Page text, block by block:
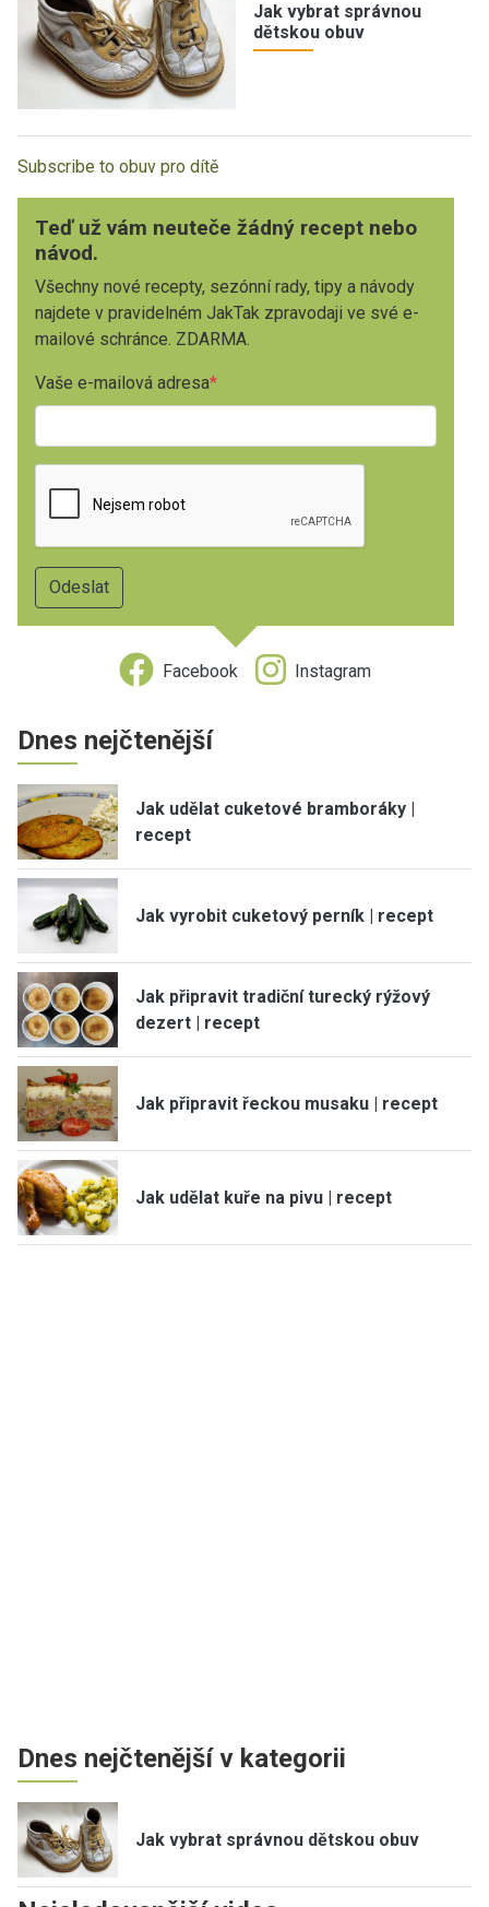
Jak vybrat správnou
dětskou obuv
Subscribe to obuv pro dítě
Teď už vám neuteče žádný recept nebo
návod.
Všechny nové recepty, sezónní rady, tipy a návody
najdete v pravidelném JakTak zpravodaji ve své e-
mailové schránce. ZDARMA.
Vaše e-mailová adresa
Facebook Instagram
Dnes nejčtenější
Jak udělat cuketové bramboráky |
recept
Jak vyrobit cuketový perník | recept
Jak připravit tradiční turecký rýžový
dezert | recept
Jak připravit řeckou musaku | recept
Jak udělat kuře na pivu | recept
Dnes nejčtenější v kategorii
Jak vybrat správnou dětskou obuv